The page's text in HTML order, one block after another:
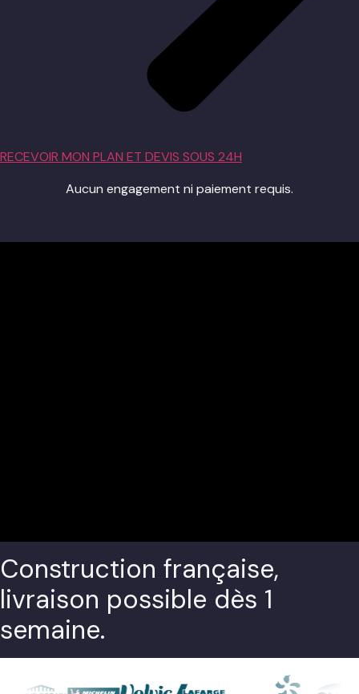
RECEVOIR MON PLAN ET DEVIS SOUS 24H
Aucun engagement ni paiement requis.
Construction française,
livraison possible dès 1
semaine.